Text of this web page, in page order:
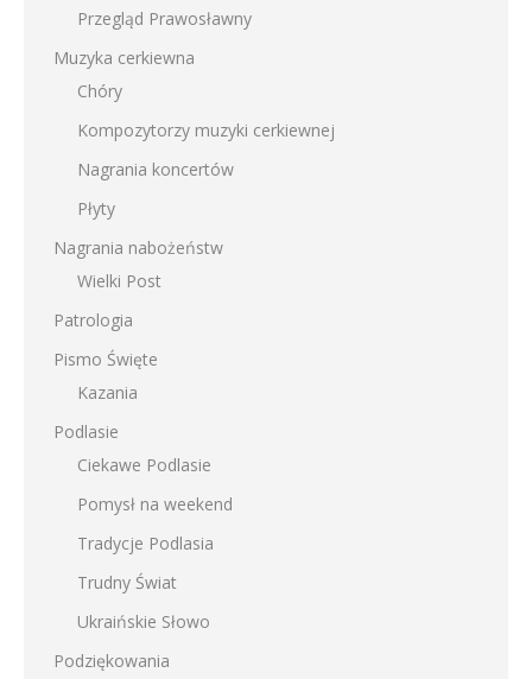
Przegląd Prawosławny
Muzyka cerkiewna
Chóry
Kompozytorzy muzyki cerkiewnej
Nagrania koncertów
Płyty
Nagrania nabożeństw
Wielki Post
Patrologia
Pismo Święte
Kazania
Podlasie
Ciekawe Podlasie
Pomysł na weekend
Tradycje Podlasia
Trudny Świat
Ukraińskie Słowo
Podziękowania